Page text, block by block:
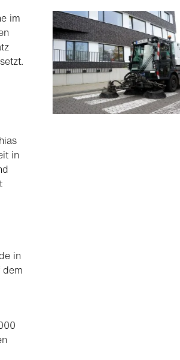
im
in
in